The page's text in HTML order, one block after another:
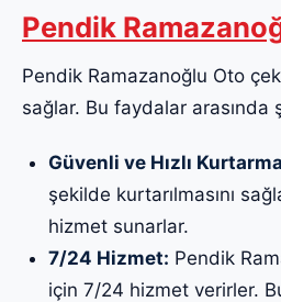
Pendik
Pendik Ramazanoğlu Oto
sağlar. Bu faydalar arasında
Güvenli ve Hızlı
şekilde kurtarılmasını
hizmet sunarlar.
7/24 Hizmet: Pendik
için 7/24 hizmet verirler.